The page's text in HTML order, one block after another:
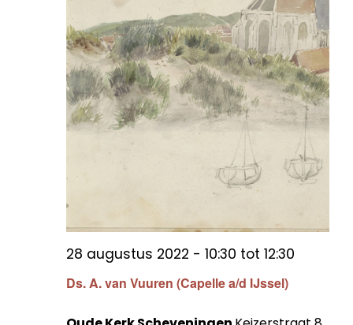
Ds. A. van Vuuren (Capelle a/d IJssel)
28 augustus 2022 - 10:30 tot 12:30